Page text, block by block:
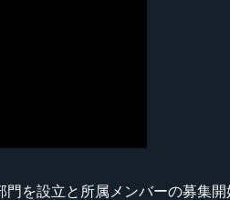
門を設立と所属メンバーの募集開